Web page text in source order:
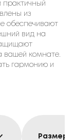
практичный
из
обеспечивают
вид на
вашей комнате.
гармонию и
Размер